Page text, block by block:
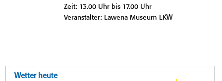
Zeit: 13.00 Uhr bis 17.00 Uhr
Veranstalter: Lawena Museum LKW
Wetter heute